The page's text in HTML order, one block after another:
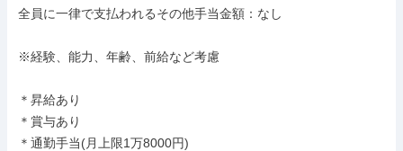
全員に一律で支払われるその他手当金額：なし
※経験、能力、年齢、前給など考慮
＊昇給あり
＊賞与あり
＊通勤手当(月上限1万8000円)